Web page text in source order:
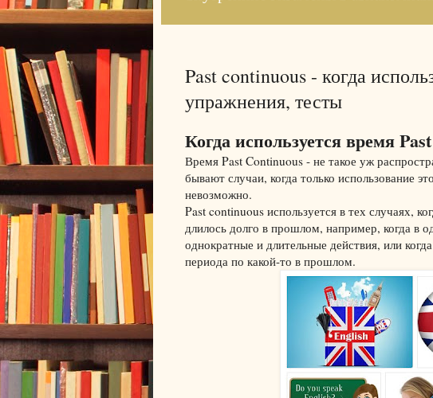
Past continuous - когда
упражнения, тесты
Когда используется время
Время Past Continuous - не такое уж
бывают случаи, когда только использование
невозможно.
Past continuous используется в тех случаях,
длилось долго в прошлом, например, когда в
однократные и длительные действия, или
периода по какой-то в прошлом.